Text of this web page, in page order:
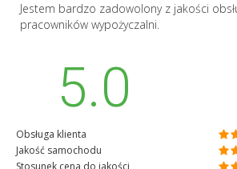
Jestem bardzo zadowolony z jakości
pracowników wypożyczalni.
5.0
Obsługa klienta
Jakość samochodu